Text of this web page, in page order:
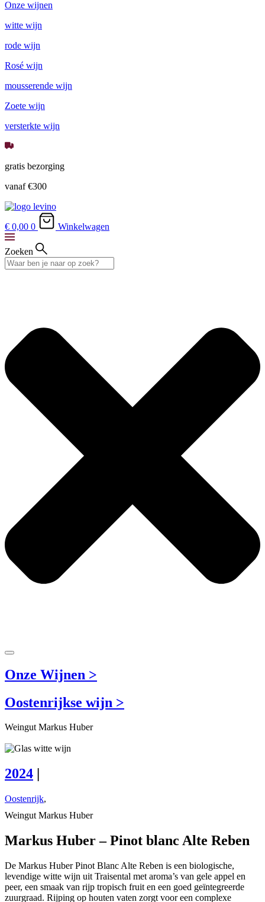
Onze wijnen
witte wijn
rode wijn
Rosé wijn
mousserende wijn
Zoete wijn
versterkte wijn
gratis bezorging
vanaf €300
€ 0,00 0 Winkelwagen
Zoeken
Onze Wijnen >
Oostenrijkse wijn >
Weingut Markus Huber
2024
Oostenrijk,
Weingut Markus Huber
Markus Huber – Pinot blanc Alte Reben
De Markus Huber Pinot Blanc Alte Reben is een biologische,
levendige witte wijn uit Traisental met aroma’s van gele appel en
peer, een smaak van rijp tropisch fruit en een goed geïntegreerde
zuurgraad. Rijping op houten vaten zorgt voor een complexe